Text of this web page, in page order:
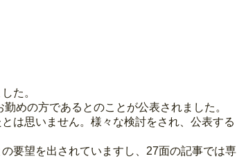
た。
めの方であるとのことが公表されました。
は思いません。様々な検討をされ、公表する
要望を出されていますし、27面の記事では専